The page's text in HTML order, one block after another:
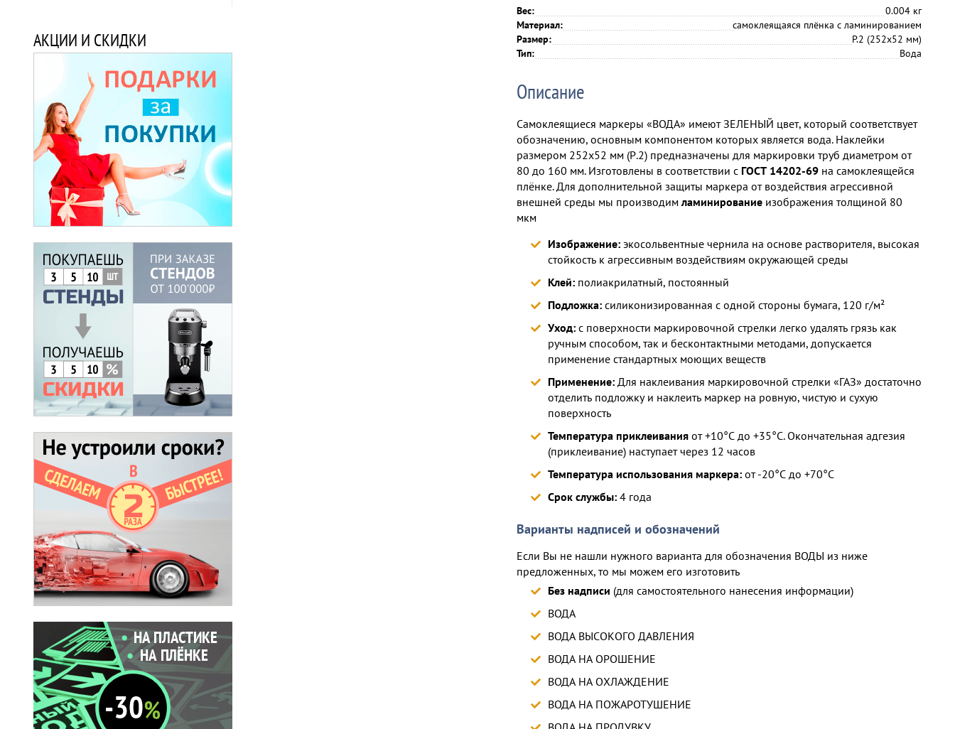
АКЦИИ И СКИДКИ
Вес:
0.004 кг
Материал:
самоклеящаяся плёнка с ламинированием
Размер:
P.2 (252х52 мм)
Тип:
Вода
Описание
Самоклеящиеся маркеры «ВОДА» имеют ЗЕЛЕНЫЙ цвет, который соответствует
обозначению, основным компонентом которых является вода. Наклейки
размером 252х52 мм (Р.2) предназначены для маркировки труб диаметром от
80 до 160 мм. Изготовлены в соответствии с ГОСТ 14202-69 на самоклеящейся
плёнке. Для дополнительной защиты маркера от воздействия агрессивной
внешней среды мы производимламинирование изображения толщиной 80
мкм
Изображение: экосольвентные чернила на основе растворителя, высокая
стойкость к агрессивным воздействиям окружающей среды
Клей: полиакрилатный, постоянный
Подложка: силиконизированная с одной стороны бумага, 120 г/м²
Уход: с поверхности маркировочной стрелки легко удалять грязь как
ручным способом, так и бесконтактными методами, допускается
применение стандартных моющих веществ
Применение: Для наклеивания маркировочной стрелки «ГАЗ» достаточно
отделить подложку и наклеить маркер на ровную, чистую и сухую
поверхность
Температура приклеивания от +10°С до +35°С. Окончательная адгезия
(приклеивание) наступает через 12 часов
Температура использования маркера: от -20°С до +70°С
Срок службы: 4 года
Варианты надписей и обозначений
Если Вы не нашли нужного варианта для обозначения ВОДЫ из ниже
предложенных, то мы можем его изготовить
Без надписи (для самостоятельного нанесения информации)
ВОДА
ВОДА ВЫСОКОГО ДАВЛЕНИЯ
ВОДА НА ОРОШЕНИЕ
ВОДА НА ОХЛАЖДЕНИЕ
ВОДА НА ПОЖАРОТУШЕНИЕ